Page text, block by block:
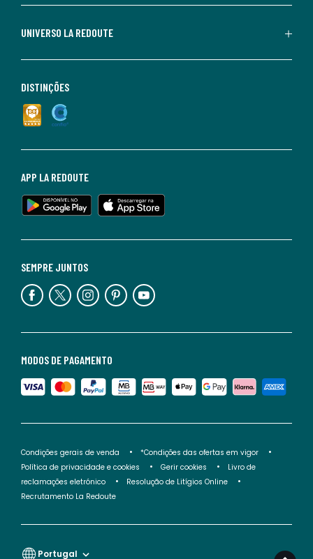
UNIVERSO LA REDOUTE
MODOS DE PAGAMENTO
SEMPRE JUNTOS
APP LA REDOUTE
DISTINÇÕES
Condições gerais de venda
*Condições das ofertas em vigor
Política de privacidade e cookies
Gerir cookies
Livro de
reclamações eletrónico
Resolução de Litígios Online
Recrutamento La Redoute
Portugal